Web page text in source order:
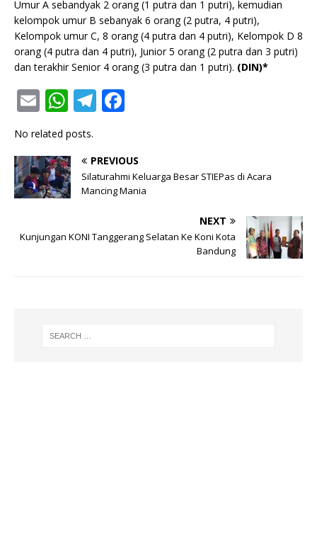
Umur A sebandyak 2 orang (1 putra dan 1 putri), kemudian
kelompok umur B sebanyak 6 orang (2 putra, 4 putri),
Kelompok umur C, 8 orang (4 putra dan 4 putri), Kelompok D 8
orang (4 putra dan 4 putri), Junior 5 orang (2 putra dan 3 putri)
dan terakhir Senior 4 orang (3 putra dan 1 putri). (DIN)*
E
m
ai
l
W
at
s
A
p
T
g
ra
e
b
o
No related posts.
PREVIOUS
Silaturahmi Keluarga Besar STIEPas di Acara
Mancing Mania
NEXT
Kunjungan KONI Tanggerang Selatan Ke Koni Kota
Bandung